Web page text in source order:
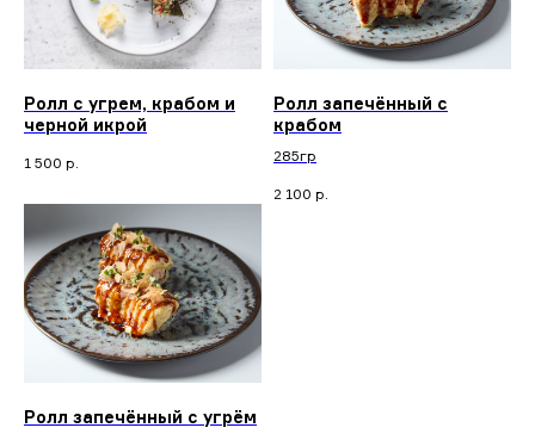
Ролл с угрем, крабом и
черной икрой
1 500 р.
Ролл запечённый с
крабом
285гр
2 100 р.
Ролл запечённый с угрём